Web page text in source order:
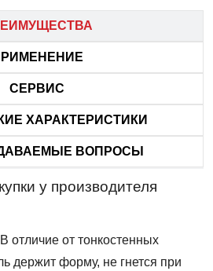
СЕРВИС
ХАРАКТЕРИСТИКИ
ВОПРОСЫ
у производителя
В отличие от тонкостенных
держит форму, не гнется при